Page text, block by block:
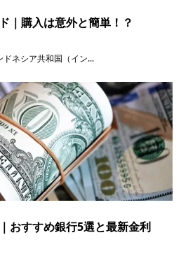
｜購入は意外と簡単！？
ネシア共和国（イン...
おすすめ銀行5選と最新金利